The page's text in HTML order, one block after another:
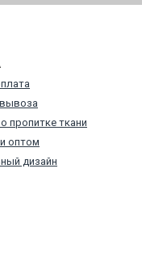
пропитке ткани
оптом
дизайн